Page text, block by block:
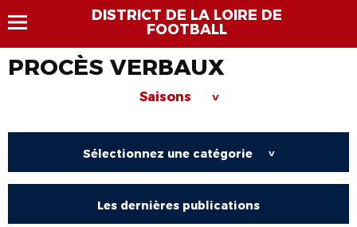
DISTRICT DE LA LOIRE DE
FOOTBALL
PROCÈS VERBAUX
Saisons >
Sélectionnez une catégorie >
Les dernières publications